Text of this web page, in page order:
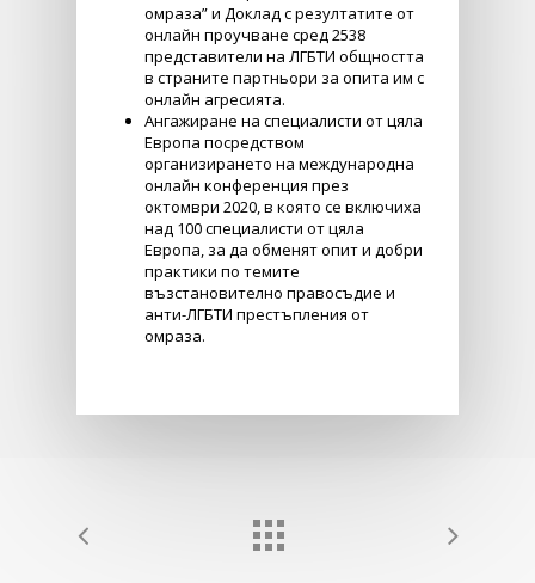
омраза” и Доклад с резултатите от
онлайн проучване сред 2538
представители на ЛГБТИ общността
в страните партньори за опита им с
онлайн агресията.
Ангажиране на специалисти от цяла
Европа посредством
организирането на международна
онлайн конференция през
октомври 2020, в която се включиха
над 100 специалисти от цяла
Европа, за да обменят опит и добри
практики по темите
възстановително правосъдие и
анти-ЛГБТИ престъпления от
омраза.